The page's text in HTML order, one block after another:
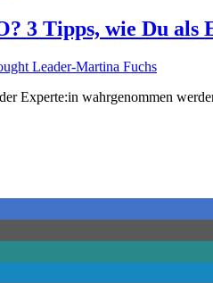
3 Tipps, wie Du
Experte:in wahrgenommen